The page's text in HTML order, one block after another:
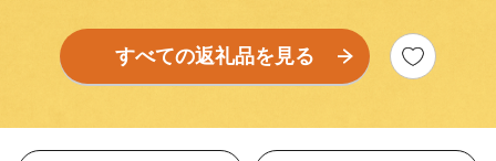
すべての返礼品を見る